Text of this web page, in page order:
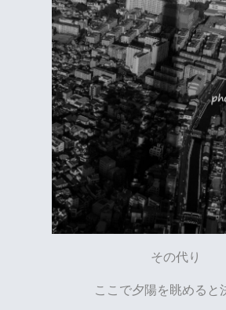
その代り
ここで夕陽を眺めると